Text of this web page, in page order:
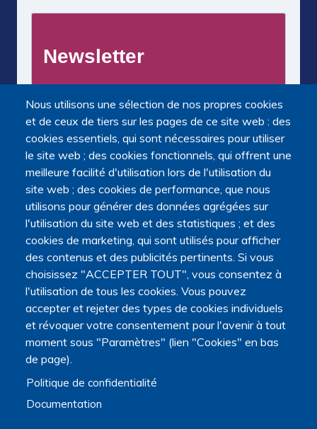
Nous utilisons une sélection de nos propres cookies
et de ceux de tiers sur les pages de ce site web : des
cookies essentiels, qui sont nécessaires pour utiliser
le site web ; des cookies fonctionnels, qui offrent une
meilleure facilité d'utilisation lors de l'utilisation du
site web ; des cookies de performance, que nous
utilisons pour générer des données agrégées sur
l'utilisation du site web et des statistiques ; et des
cookies de marketing, qui sont utilisés pour afficher
des contenus et des publicités pertinents. Si vous
choisissez "ACCEPTER TOUT", vous consentez à
l'utilisation de tous les cookies. Vous pouvez
accepter et rejeter des types de cookies individuels
et révoquer votre consentement pour l'avenir à tout
moment sous "Paramètres" (lien "Cookies" en bas
de page).
Politique de confidentialité
Documentation